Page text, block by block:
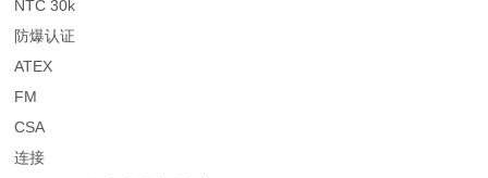
NTC 30k
防爆认证
ATEX
FM
CSA
连接